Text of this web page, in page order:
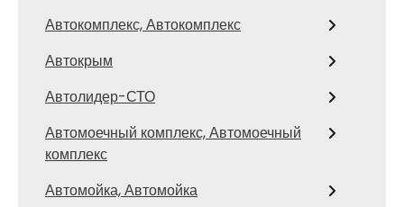
Автокомплекс, Автокомплекс
Автокрым
Автолидер-СТО
Автомоечный комплекс, Автомоечный
комплекс
Автомойка, Автомойка